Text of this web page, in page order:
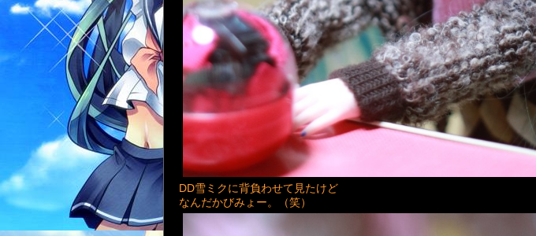
DD雪ミクに背負わせて見たけど
なんだかびみょー。（笑）